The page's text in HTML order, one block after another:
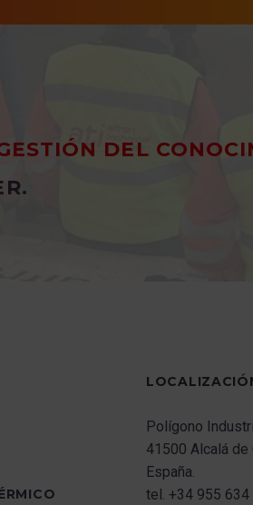
DEL
Polígono
41500 Alcalá de
España.
tel. +34 955 634